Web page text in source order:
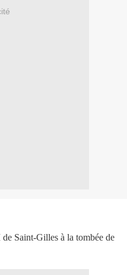
Saint-Gilles à la tombée de